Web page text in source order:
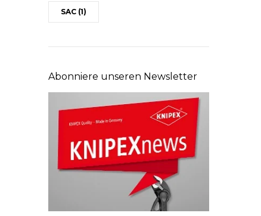
SAC (1)
Abonniere unseren Newsletter